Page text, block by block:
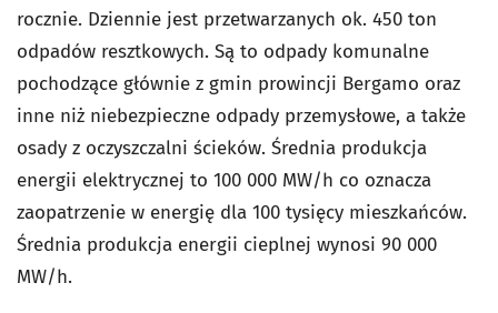
rocznie. Dziennie jest przetwarzanych ok. 450 ton
odpadów resztkowych. Są to odpady komunalne
pochodzące głównie z gmin prowincji Bergamo oraz
inne niż niebezpieczne odpady przemysłowe, a także
osady z oczyszczalni ścieków. Średnia produkcja
energii elektrycznej to 100 000 MW/h co oznacza
zaopatrzenie w energię dla 100 tysięcy mieszkańców.
Średnia produkcja energii cieplnej wynosi 90 000
MW/h.